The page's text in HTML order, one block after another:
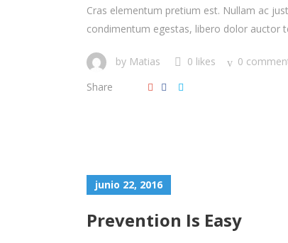
Cras elementum pretium est. Nullam ac
condimentum egestas, libero dolor auctor
by Matias 0 likes
0
Share
junio 22, 2016
Prevention Is Easy